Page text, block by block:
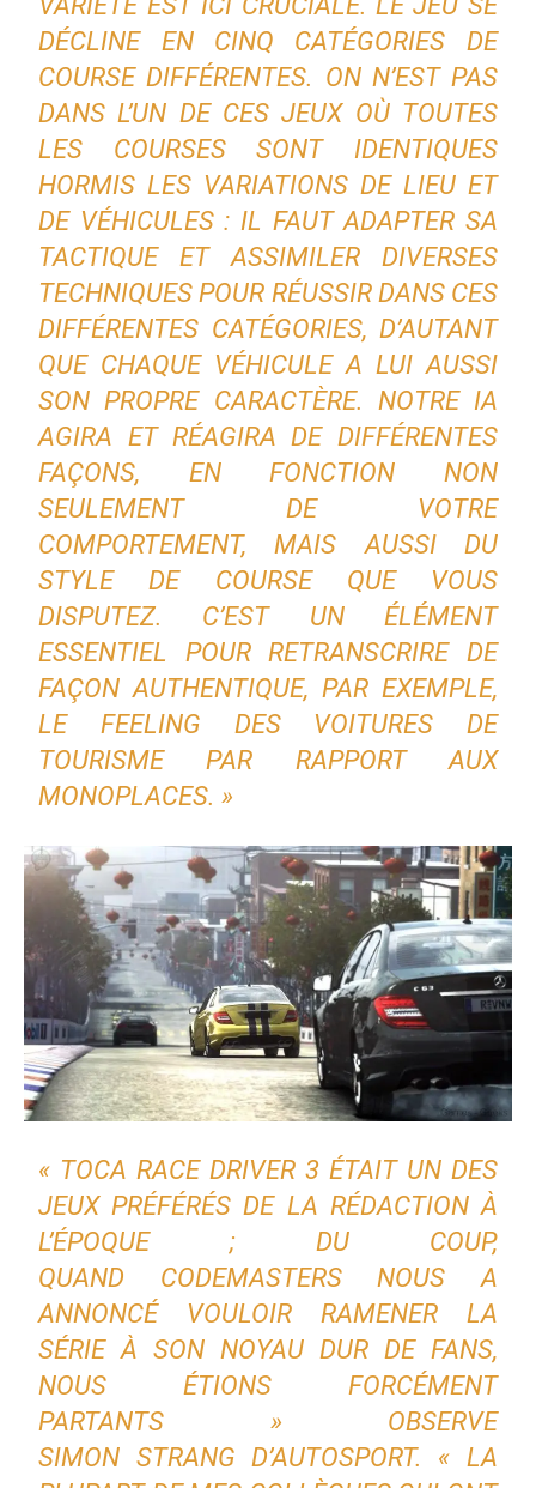
DÉCLINE EN CINQ CATÉGORIES DE
COURSE DIFFÉRENTES. ON N’EST PAS
DANS L’UN DE CES JEUX OÙ TOUTES
LES COURSES SONT IDENTIQUES
HORMIS LES VARIATIONS DE LIEU ET
DE VÉHICULES : IL FAUT ADAPTER SA
TACTIQUE ET ASSIMILER DIVERSES
TECHNIQUES POUR RÉUSSIR DANS CES
DIFFÉRENTES CATÉGORIES, D’AUTANT
QUE CHAQUE VÉHICULE A LUI AUSSI
SON PROPRE CARACTÈRE. NOTRE IA
AGIRA ET RÉAGIRA DE DIFFÉRENTES
FAÇONS, EN FONCTION NON
SEULEMENT DE VOTRE
COMPORTEMENT, MAIS AUSSI DU
STYLE DE COURSE QUE VOUS
DISPUTEZ. C’EST UN ÉLÉMENT
ESSENTIEL POUR RETRANSCRIRE DE
FAÇON AUTHENTIQUE, PAR EXEMPLE,
LE FEELING DES VOITURES DE
TOURISME PAR RAPPORT AUX
MONOPLACES. »
« TOCA RACE DRIVER 3 ÉTAIT UN DES
JEUX PRÉFÉRÉS DE LA RÉDACTION À
L’ÉPOQUE ; DU COUP,
QUAND CODEMASTERS NOUS A
ANNONCÉ VOULOIR RAMENER LA
SÉRIE À SON NOYAU DUR DE FANS,
NOUS ÉTIONS FORCÉMENT
PARTANTS » OBSERVE
SIMON STRANG D’AUTOSPORT. « LA